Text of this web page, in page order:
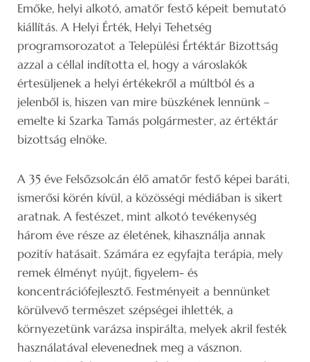
Emőke, helyi alkotó, amatőr festő képeit bemutató
kiállítás. A Helyi Érték, Helyi Tehetség
programsorozatot a Települési Értéktár Bizottság
azzal a céllal indította el, hogy a városlakók
értesüljenek a helyi értékekről a múltból és a
jelenből is, hiszen van mire büszkének lennünk –
emelte ki Szarka Tamás polgármester, az értéktár
bizottság elnöke.
A 35 éve Felsőzsolcán élő amatőr festő képei baráti,
ismerősi körén kívül, a közösségi médiában is sikert
aratnak. A festészet, mint alkotó tevékenység
három éve része az életének, kihasználja annak
pozitív hatásait. Számára ez egyfajta terápia, mely
remek élményt nyújt, figyelem- és
koncentrációfejlesztő. Festményeit a bennünket
körülvevő természet szépségei ihlették, a
környezetünk varázsa inspirálta, melyek akril festék
használatával elevenednek meg a vásznon.